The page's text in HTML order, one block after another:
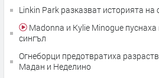
Linkin Park разказват историята
сингъл
Огнеборци предотвратиха
Мадан и Неделино